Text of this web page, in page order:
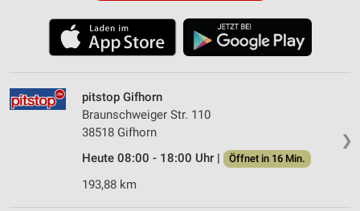
❯
pitstop Gifhorn
Braunschweiger Str. 110
38518 Gifhorn
Heute 08:00 - 18:00 Uhr |
Öffnet in 16 Min.
193,88 km